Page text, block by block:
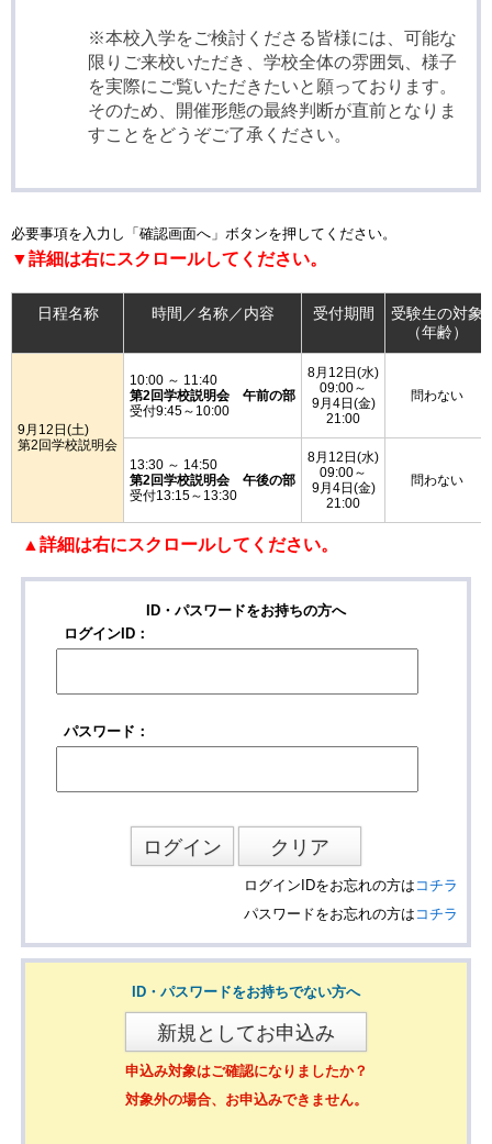
※本校入学をご検討くださる皆様には、可能な
限りご来校いただき、学校全体の雰囲気、様子
を実際にご覧いただきたいと願っております。
そのため、開催形態の最終判断が直前となりま
すことをどうぞご了承ください。
必要事項を入力し「確認画面へ」ボタンを押してください。
▼詳細は右にスクロールしてください。
日程名称 時間／名称／内容 受付期間
受験生の対象
（年齢）
9月12日(土)
第2回学校説明会
10:00 ～ 11:40
第2回学校説明会 午前の部
受付9:45～10:00
8月12日(水)
09:00～
9月4日(金)
21:00
問わない
13:30 ～ 14:50
第2回学校説明会 午後の部
受付13:15～13:30
8月12日(水)
09:00～
9月4日(金)
21:00
問わない
▲詳細は右にスクロールしてください。
ID・パスワードをお持ちの方へ
ログインID：
パスワード：
ログインIDをお忘れの方は コチラ
パスワードをお忘れの方は コチラ
ID・パスワードをお持ちでない方へ
申込み対象はご確認になりましたか？
対象外の場合、お申込みできません。